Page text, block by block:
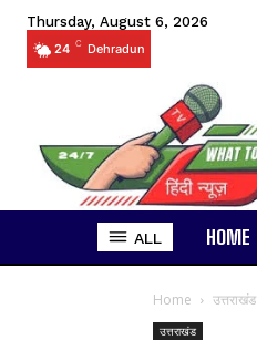
Thursday, August 6, 2026
24 C Dehradun
ALL HOME
Home उत्तराखंड
उत्तराखंड